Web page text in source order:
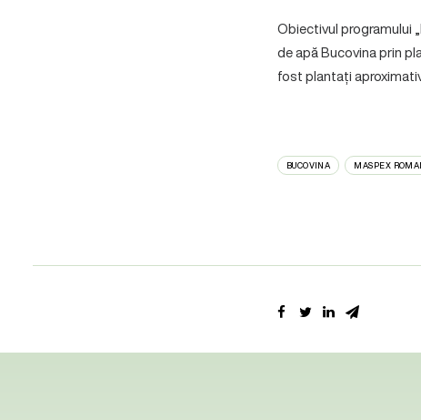
Obiectivul programului
de apă Bucovina prin
fost plantați
BUCOVINA MASPEX